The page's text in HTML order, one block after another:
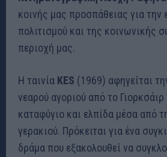
κοινής μας προσπάθειας για την
πολιτισμού και της κοινωνικής
περιοχή μας.
Η ταινία KES (1969) αφηγείται
νεαρού αγοριού από το Γιορκσάιρ
καταφύγιο και ελπίδα μέσα από
γερακιού. Πρόκειται για ένα
δράμα που εξακολουθεί να